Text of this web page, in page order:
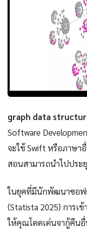
graph data
Software
จะใช้ Swift หรือภาษา
สอนสามารถนำไปประ
ในยุคที่มีนักพัฒนาซอฟ
(Statista 2025) การเ
ให้คุณโดดเด่นจากู้คืนอื่